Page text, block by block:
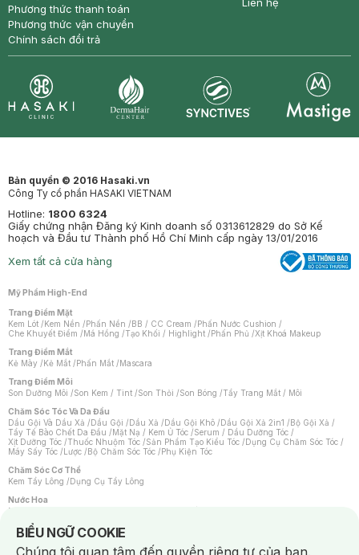
Phương thức thanh toán
Phương thức vận chuyển
Chính sách đổi trả
Bản quyền © 2016 Hasaki.vn
Công Ty cổ phần HASAKI VIETNAM
Hotline: 1800 6324
Giấy chứng nhận Đăng ký Kinh doanh số 0313612829 do Sở Kế
hoạch và Đầu tư Thành phố Hồ Chí Minh cấp ngày 13/01/2016
Xem tất cả cửa hàng
Mỹ Phẩm High-End
Trang Điểm Mặt
Kem Lót /Kem Nền /Phấn Nền /BB / CC Cream /Phấn Nước Cushion /
Che Khuyết Điểm /Má Hồng /Tạo Khối / Highlight /Phấn Phủ /Xịt Khoá Makeup
Trang Điểm Mắt
Kẻ Mày /Kẻ Mắt /Phấn Mắt /Mascara
Trang Điểm Môi
Son Dưỡng Môi /Son Kem / Tint /Son Thỏi /Son Bóng /Tẩy Trang Mắt / Môi
Chăm Sóc Tóc Và Da Đầu
Dầu Gội Và Dầu Xả /Dầu Gội /Dầu Xả /Dầu Gội Khô /Dầu Gội Xả 2in1 /Bộ Gội Xả /
Tẩy Tế Bào Chết Da Đầu /Mặt Nạ / Kem Ủ Tóc /Serum / Dầu Dưỡng Tóc /
Xịt Dưỡng Tóc /Thuốc Nhuộm Tóc /Sản Phẩm Tạo Kiểu Tóc /Dụng Cụ Chăm Sóc Tóc /
Máy Sấy Tóc /Lược /Bộ Chăm Sóc Tóc /Phụ Kiện Tóc
Chăm Sóc Cơ Thể
Kem Tẩy Lông /Dụng Cụ Tẩy Lông
Nước Hoa
Nước Hoa Nữ
Chăm Sóc Cá Nhân
Chống Muỗi /Khẩu Trang /Máy Massage/Mặt Nạ Xông Hơi /Nước Rửa Tay/
BIỂU NGỮ COOKIE
Notice about cookies usage
Chúng tôi quan tâm đến quyền riêng tư của bạn.